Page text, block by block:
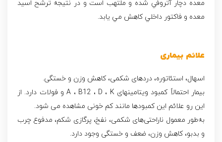
معده دچار آتروفي شده و ملتهب است و در نتيجه ترشح اسيد
معده و فاكتور داخلي كاهش مي يابد.
علائم بیماری
اسهال، استئاتوره، دردهای شکمی، کاهش وزن و خستگی.
بیمار احتمالاً کمبود ویتامینهای A ، B12 ، D ، K و فولات دارد. از
این رو علائم این کمبودها مانند کم خونی مشاهده می‌ شود.
به‌طور معمول ناراحتى‌هاى شکمی، نفخ، پرگازى شکم، مدفوع چرب
و بدبو، کاهش وزن، ضعف و خستگى وجود دارد.